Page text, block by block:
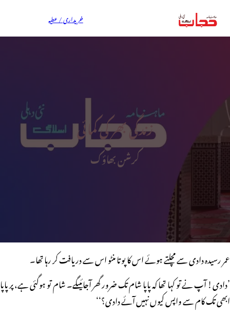
خریداری / عطیہ
زندگی بھر کی کمائی
کرشن بھاؤک
عمر رسیدہ دادی سے مچلتے ہوئے اس کا پوتا منٹو اس سے دریافت کر رہا تھا۔
’دادی! آپ نے تو کہا تھا کہ پاپا شام تک ضرور گھر آجائیںگے۔ شام تو ہوگئی ہے، پر پاپا
ابھی تک کام سے واپس کیوں نہیں آئے دادی؟‘‘